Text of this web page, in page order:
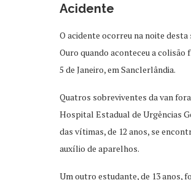
Acidente
O acidente ocorreu na noite
Ouro quando aconteceu a
5 de Janeiro, em Sanclerlândia.
Quatros sobreviventes da van
Hospital Estadual de Urgências
das vítimas, de 12 anos, se
auxílio de aparelhos.
Um outro estudante, de 13 anos,